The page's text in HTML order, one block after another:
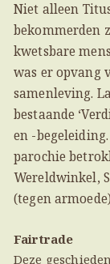
Niet alleen
bekommerden
kwetsbare
was er opvang
samenleving.
bestaande
en -
parochie
Wereldwinkel,
(tegen
Fairtrade
Deze